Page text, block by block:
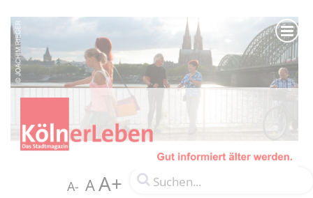
A- AA+